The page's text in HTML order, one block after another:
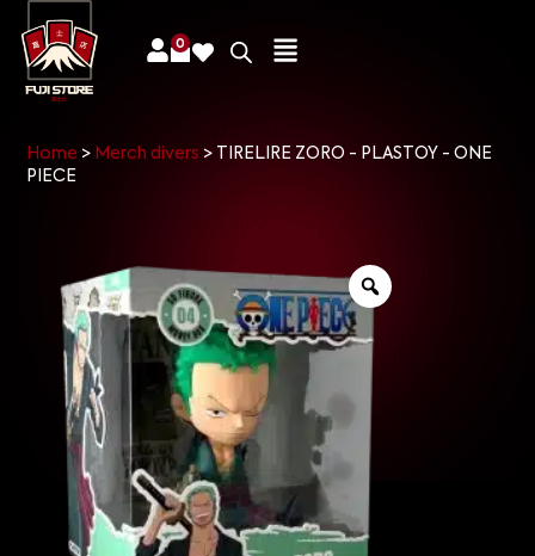
0
Home > Merch divers >
TIRELIRE ZORO - PLASTOY - ONE
PIECE